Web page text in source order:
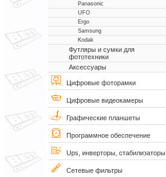
Panasonic
UFO
Ergo
Samsung
Kodak
Футляры и сумки для
фототехники
Аксессуары
Цифровые фоторамки
Цифровые видеокамеры
Графические планшеты
Программное обеспечение
Ups, инверторы, стабилизаторы
Сетевые фильтры